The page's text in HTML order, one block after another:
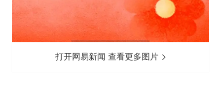
打开网易新闻 查看更多图片